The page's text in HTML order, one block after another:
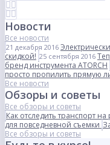
Новости
Все новости
21 декабря 2016
скидкой! 25 сентября 2016
бренд инструмента ATORCH
просто пропилить прямую
Все новости
Обзоры и советы
Все обзоры и советы
Как отследить транспорт на
для повседневной съемки
Все обзоры и советы